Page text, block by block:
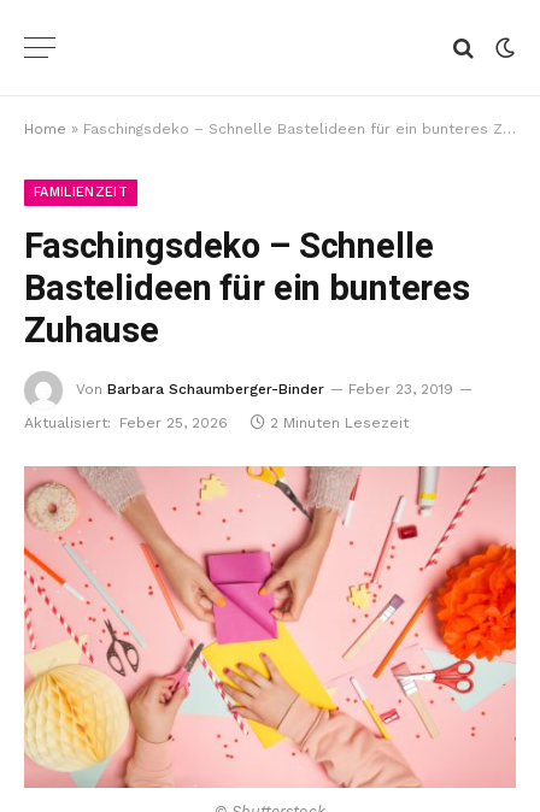
Home » Faschingsdeko – Schnelle Bastelideen für ein bunteres Zuhause
FAMILIENZEIT
Faschingsdeko – Schnelle
Bastelideen für ein bunteres
Zuhause
Von Barbara Schaumberger-Binder
Feber 23, 2019
Aktualisiert:
Feber 25, 2026 2 Minuten Lesezeit